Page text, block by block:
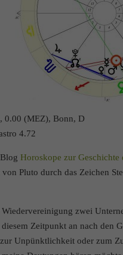
0.00 (MEZ), Bonn, D
4.72
Horoskope zur Geschichte
Pluto durch das Zeichen
zwei
Zeitpunkt an nach den
Unpünktlichkeit oder zum